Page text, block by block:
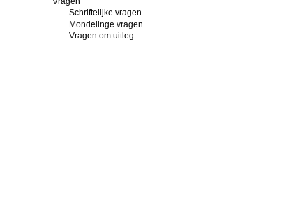
Schriftelijke vragen
Mondelinge vragen
Vragen om uitleg